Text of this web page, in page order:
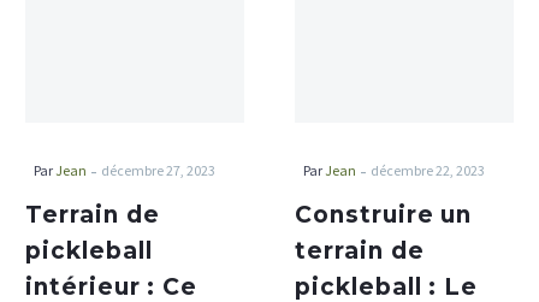
ParJean - décembre 27, 2023
Terrain de
pickleball
intérieur : Ce
ParJean - décembre 22, 2023
Construire un
terrain de
pickleball : Le